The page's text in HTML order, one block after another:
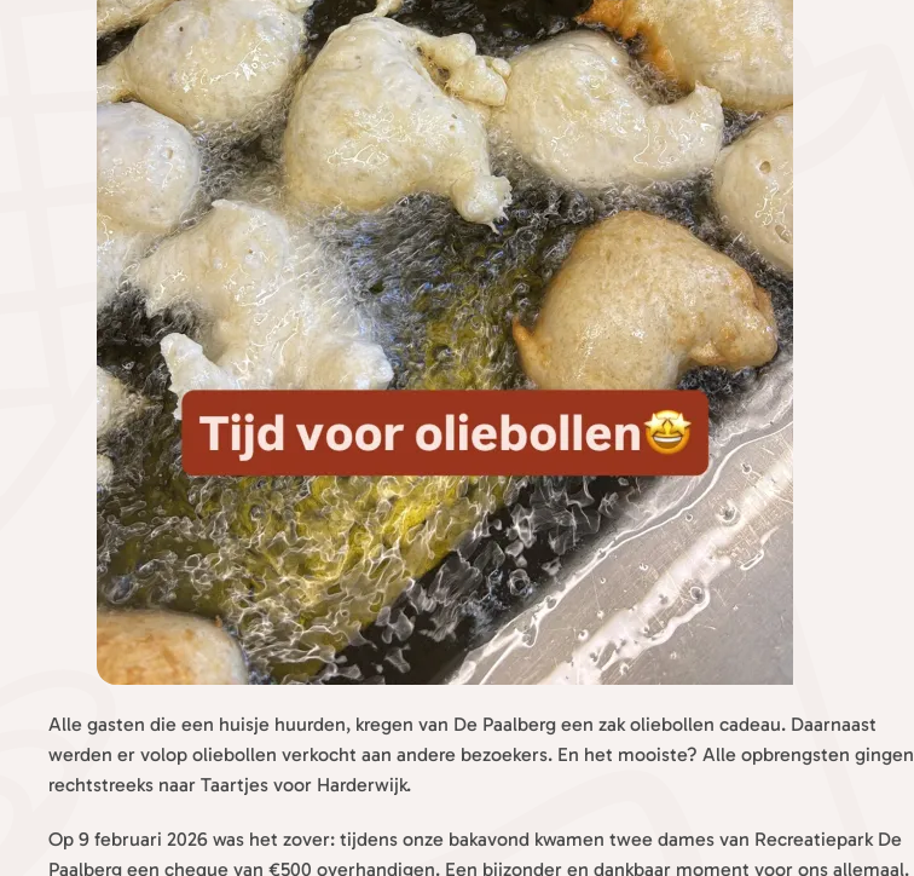
Alle gasten die een huisje huurden, kregen van De Paalberg een zak oliebollen cadeau. Daarnaast
werden er volop oliebollen verkocht aan andere bezoekers. En het mooiste? Alle opbrengsten gingen
rechtstreeks naar Taartjes voor Harderwijk.
Op 9 februari 2026 was het zover: tijdens onze bakavond kwamen twee dames van Recreatiepark De
Paalberg een cheque van €500 overhandigen. Een bijzonder en dankbaar moment voor ons allemaal.